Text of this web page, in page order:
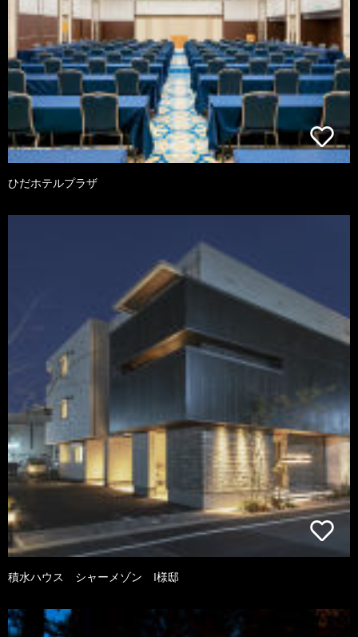
ひだホテルプラザ
積水ハウス シャーメゾン I様邸